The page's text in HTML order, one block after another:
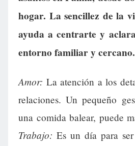
hogar. La sencillez de la
ayuda a centrarte y
entorno familiar y cercano.
Amor: La atención a los
relaciones. Un pequeño
una comida balear, puede
Trabajo: Es un día para